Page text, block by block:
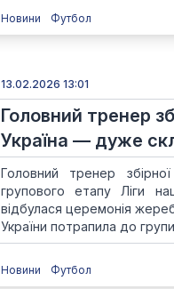
Новини Футбол
13.02.2026 13:01
Головний тренер
Україна — дуже
Головний тренер
групового етапу Ліги
відбулася церемонія
України потрапила до
Новини Футбол